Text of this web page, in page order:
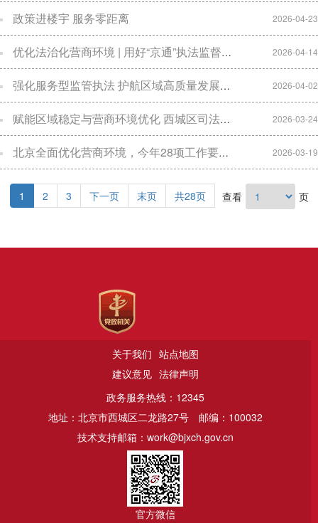
政策进楼宇 服务零距离 2026-04-23
优化法治化营商环境 | 用好“京通”执法监督渠道，扫码检查后可在线评价 2026-04-14
强化服务型监管执法 护航区域高质量发展——西城区司法局召开优化营商环境监管执法领域工作调度会 2026-04-02
赋能区域稳定与营商环境优化 西城区司法局赴基层司法所座谈交流 2026-03-24
北京全面优化营商环境，今年28项工作要点发布 2026-03-19
1 2 3 下一页 末页 共28页 查看 页
关于我们 站点地图
建议意见 法律声明
政务服务热线：12345
地址：北京市西城区二龙路27号
邮编：100032
技术支持邮箱：work@bjxch.gov.cn
官方微信